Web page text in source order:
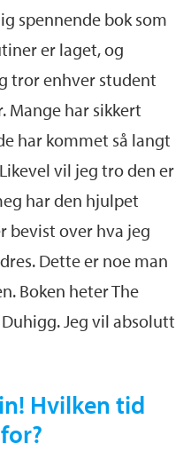
spennende bok som
er laget, og
tror enhver student
Mange har sikkert
har kommet så langt
vil jeg tro den er
har den hjulpet
bevist over hva jeg
Dette er noe man
Boken heter The
Jeg vil absolutt
Hvilken tid